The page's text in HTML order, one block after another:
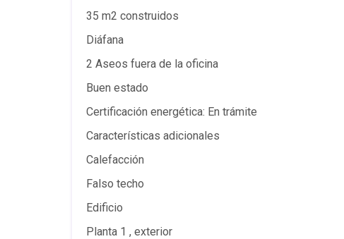
35 m2 construidos
Diáfana
2 Aseos fuera de la oficina
Buen estado
Certificación energética: En trámite
Características adicionales
Calefacción
Falso techo
Edificio
Planta 1 , exterior